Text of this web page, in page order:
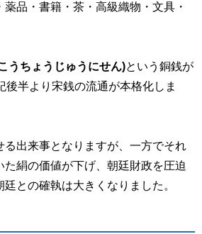
品・書籍・茶・高級織物・文具・
うちょうじゅうにせん)という銅銭が
後半より宋銭の流通が本格化しま
出来事となりますが、一方でそれ
た絹の価値が下げ、朝廷財政を圧迫
との確執は大きくなりました。